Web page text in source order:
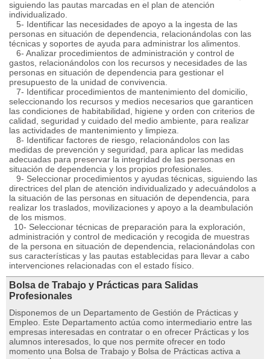
siguiendo las pautas marcadas en el plan de atención
individualizado.
5- Identificar las necesidades de apoyo a la ingesta de las
personas en situación de dependencia, relacionándolas con las
técnicas y soportes de ayuda para administrar los alimentos.
6- Analizar procedimientos de administración y control de
gastos, relacionándolos con los recursos y necesidades de las
personas en situación de dependencia para gestionar el
presupuesto de la unidad de convivencia.
7- Identificar procedimientos de mantenimiento del domicilio,
seleccionando los recursos y medios necesarios que garanticen
las condiciones de habitabilidad, higiene y orden con criterios de
calidad, seguridad y cuidado del medio ambiente, para realizar
las actividades de mantenimiento y limpieza.
8- Identificar factores de riesgo, relacionándolos con las
medidas de prevención y seguridad, para aplicar las medidas
adecuadas para preservar la integridad de las personas en
situación de dependencia y los propios profesionales.
9- Seleccionar procedimientos y ayudas técnicas, siguiendo las
directrices del plan de atención individualizado y adecuándolos a
la situación de las personas en situación de dependencia, para
realizar los traslados, movilizaciones y apoyo a la deambulación
de los mismos.
10- Seleccionar técnicas de preparación para la exploración,
administración y control de medicación y recogida de muestras
de la persona en situación de dependencia, relacionándolas con
sus características y las pautas establecidas para llevar a cabo
intervenciones relacionadas con el estado físico.
Bolsa de Trabajo y Prácticas para Salidas
Profesionales
Disponemos de un Departamento de Gestión de Prácticas y
Empleo. Este Departamento actúa como intermediario entre las
empresas interesadas en contratar o en ofrecer Prácticas y los
alumnos interesados, lo que nos permite ofrecer en todo
momento una Bolsa de Trabajo y Bolsa de Prácticas activa a